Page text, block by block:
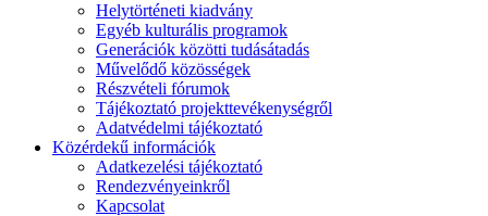
Helytörténeti kiadvány
Egyéb kulturális programok
Generációk közötti tudásátadás
Művelődő közösségek
Részvételi fórumok
Tájékoztató projekttevékenységről
Adatvédelmi tájékoztató
Közérdekű információk
Adatkezelési tájékoztató
Rendezvényeinkről
Kapcsolat